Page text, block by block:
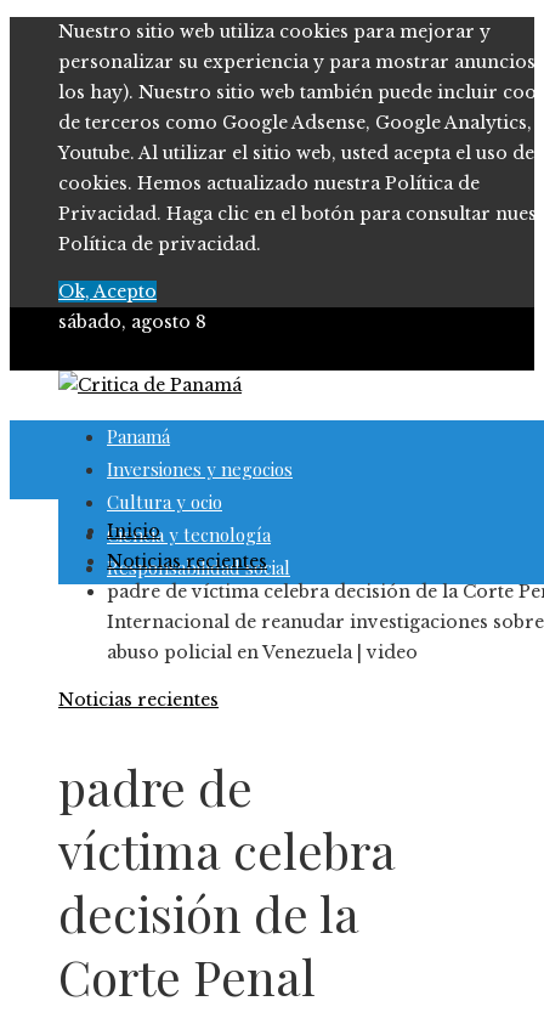
Nuestro sitio web utiliza cookies para mejorar y
personalizar su experiencia y para mostrar anuncios
los hay). Nuestro sitio web también puede incluir
de terceros como Google Adsense, Google Analytics,
Youtube. Al utilizar el sitio web, usted acepta el uso de
cookies. Hemos actualizado nuestra Política de
Privacidad. Haga clic en el botón para consultar
Política de privacidad.
Ok, Acepto
sábado, agosto 8
Panamá
Inversiones y negocios
Cultura y ocio
Ciencia y tecnología
Responsabilidad social
Inicio
Noticias recientes
padre de víctima celebra decisión de la Corte
Internacional de reanudar investigaciones sobre
abuso policial en Venezuela | video
Noticias recientes
padre de
víctima celebra
decisión de la
Corte Penal